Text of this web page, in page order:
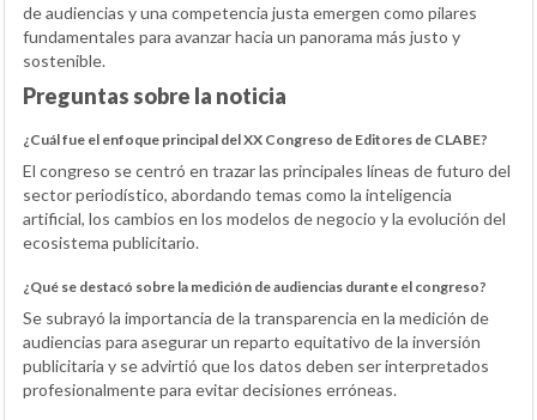
de audiencias y una competencia justa emergen como pilares
fundamentales para avanzar hacia un panorama más justo y
sostenible.
Preguntas sobre la noticia
¿Cuál fue el enfoque principal del XX Congreso de Editores de CLABE?
El congreso se centró en trazar las principales líneas de futuro del
sector periodístico, abordando temas como la inteligencia
artificial, los cambios en los modelos de negocio y la evolución del
ecosistema publicitario.
¿Qué se destacó sobre la medición de audiencias durante el congreso?
Se subrayó la importancia de la transparencia en la medición de
audiencias para asegurar un reparto equitativo de la inversión
publicitaria y se advirtió que los datos deben ser interpretados
profesionalmente para evitar decisiones erróneas.